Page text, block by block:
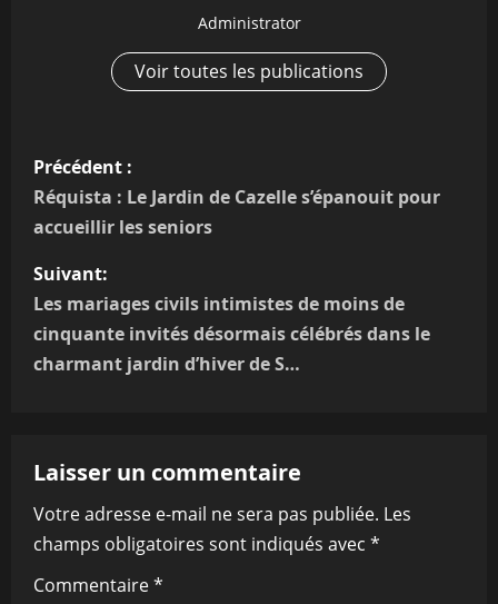
Administrator
Voir toutes les publications
N
a
i
g
i
o
n
Précédent :
Réquista : Le Jardin de Cazelle s’épanouit pour
accueillir les seniors
Suivant:
Les mariages civils intimistes de moins de
cinquante invités désormais célébrés dans le
charmant jardin d’hiver de S…
Laisser un commentaire
Votre adresse e-mail ne sera pas publiée. Les
champs obligatoires sont indiqués avec *
Commentaire*